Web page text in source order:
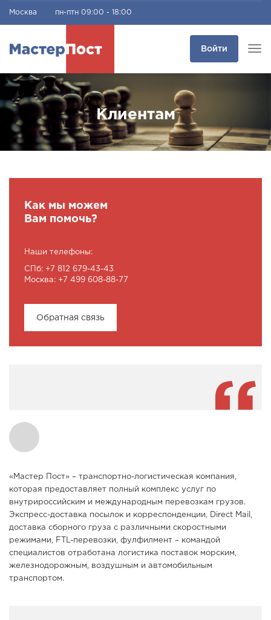
Москва пн-птн 09:00 - 18:00
Войти
Клиентам
Как мы можем
Вам помочь?
Наши телефоны:
СПб: +7 812 679-43-43
Москва: +7 499 608-88-77
Обратная связь
«Мастер Пост» – транспортно-логистическая компания,
которая предоставляет полный комплекс услуг по
внутрироссийским и международным перевозкам грузов.
Экспресс-доставка посылок и корреспонденции, Direct Mail,
доставка сборного груза с различными скоростными
режимами, FTL-перевозки, фулфилмент – командой
специалистов отработана логистика поставок морским,
железнодорожным, воздушным и автомобильным
транспортом.